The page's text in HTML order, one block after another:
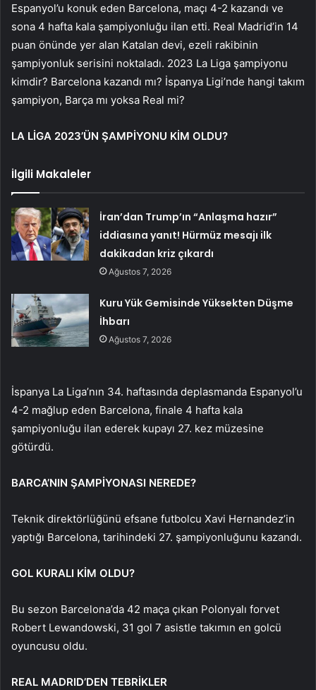
Espanyol’u konuk eden Barcelona, ​​maçı 4-2 kazandı ve
sona 4 hafta kala şampiyonluğu ilan etti. Real Madrid’in 14
puan önünde yer alan Katalan devi, ezeli rakibinin
şampiyonluk serisini noktaladı. 2023 La Liga şampiyonu
kimdir? Barcelona kazandı mı? İspanya Ligi’nde hangi takım
şampiyon, Barça mı yoksa Real mi?
LA LİGA 2023’ÜN ŞAMPİYONU KİM OLDU?
İlgili Makaleler
İran’dan Trump’ın “Anlaşma hazır”
iddiasına yanıt! Hürmüz mesajı ilk
dakikadan kriz çıkardı
Ağustos 7, 2026
Kuru Yük Gemisinde Yüksekten Düşme
İhbarı
Ağustos 7, 2026
İspanya La Liga’nın 34. haftasında deplasmanda Espanyol’u
4-2 mağlup eden Barcelona, ​​finale 4 hafta kala
şampiyonluğu ilan ederek kupayı 27. kez müzesine
götürdü.
BARCA’NIN ŞAMPİYONASI NEREDE?
Teknik direktörlüğünü efsane futbolcu Xavi Hernandez’in
yaptığı Barcelona, ​​tarihindeki 27. şampiyonluğunu kazandı.
GOL KURALI KİM OLDU?
Bu sezon Barcelona’da 42 maça çıkan Polonyalı forvet
Robert Lewandowski, 31 gol 7 asistle takımın en golcü
oyuncusu oldu.
REAL MADRID’DEN TEBRİKLER